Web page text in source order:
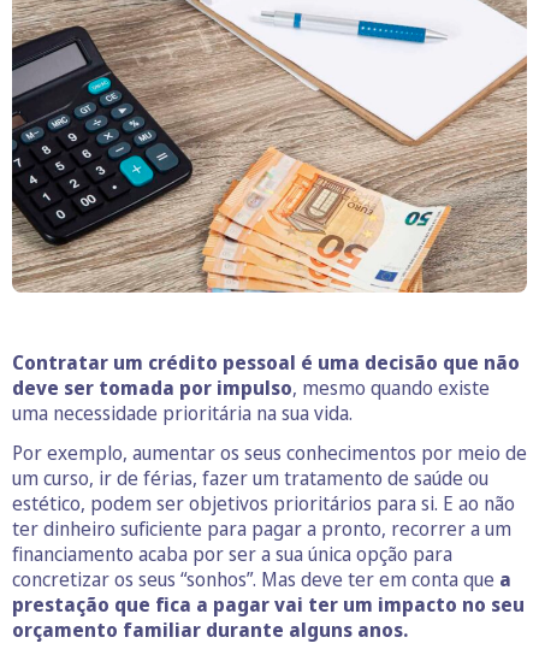
Contratar um crédito pessoal é uma decisão que não
deve ser tomada por impulso, mesmo quando existe
uma necessidade prioritária na sua vida.
Por exemplo, aumentar os seus conhecimentos por meio de
um curso, ir de férias, fazer um tratamento de saúde ou
estético, podem ser objetivos prioritários para si. E ao não
ter dinheiro suficiente para pagar a pronto, recorrer a um
financiamento acaba por ser a sua única opção para
concretizar os seus “sonhos”. Mas deve ter em conta que a
prestação que fica a pagar vai ter um impacto no seu
orçamento familiar durante alguns anos.